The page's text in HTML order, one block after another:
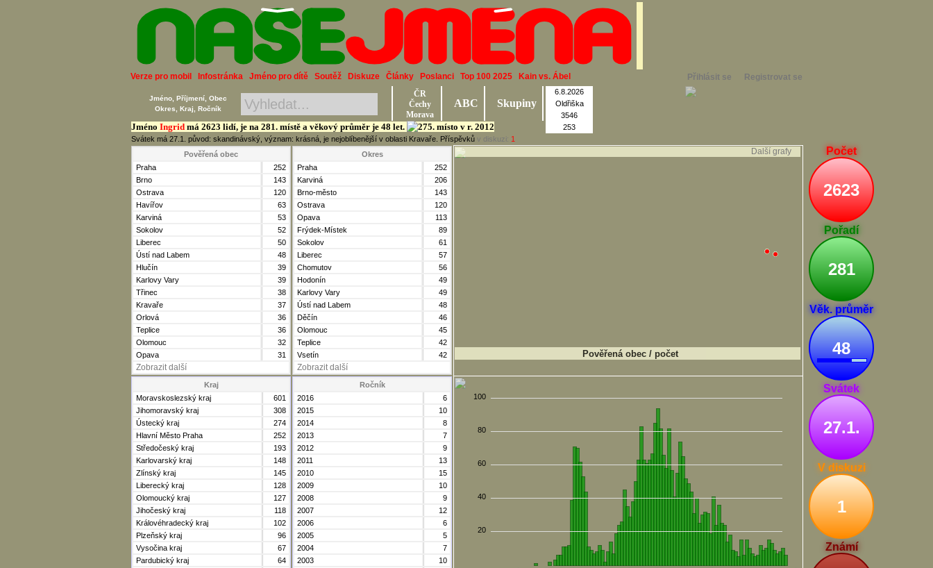
Verze pro mobil Infostránka Jméno pro dítě Soutěž Diskuze Články Poslanci Top 100 2025 Kain vs. Ábel
Další grafy
Přihlásit se Registrovat se
Počet
2623
Pořadí
281
Věk. průměr
48
Svátek
27.1.
V diskuzi
1
Známí
Jméno Ingrid má 2623 lidí, je na 281. místě a věkový průměr je 48 let.
Svátek má 27.1. původ: skandinávský, význam: krásná, je nejoblíbenější v oblasti Kravaře. Příspěvků v diskuzi: 1
Jméno, Příjmení, Obec
Okres, Kraj, Ročník
ČR
Čechy
Morava
ABC Skupiny
6.8.2026
Oldřiška
3546
253
Pověřená obec
Praha
252
Brno
143
Ostrava
120
Havířov
63
Karviná
53
Sokolov
52
Liberec
50
Ústí nad Labem
48
Hlučín
39
Karlovy Vary
39
Třinec
38
Kravaře
37
Orlová
36
Teplice
36
Olomouc
32
Opava
31
Zobrazit další
Okres
Praha
252
Karviná
206
Brno-město
143
Ostrava
120
Opava
113
Frýdek-Místek
89
Sokolov
61
Liberec
57
Chomutov
56
Hodonín
49
Karlovy Vary
49
Ústí nad Labem
48
Děčín
46
Olomouc
45
Teplice
42
Vsetín
42
Zobrazit další
Pověřená obec / počet
Kraj
Moravskoslezský kraj
601
Jihomoravský kraj
308
Ústecký kraj
274
Hlavní Město Praha
252
Středočeský kraj
193
Karlovarský kraj
148
Zlínský kraj
145
Liberecký kraj
128
Olomoucký kraj
127
Jihočeský kraj
118
Královéhradecký kraj
102
Plzeňský kraj
96
Vysočina kraj
67
Pardubický kraj
64
Ročník
2016
6
2015
10
2014
8
2013
7
2012
9
2011
13
2010
15
2009
10
2008
9
2007
12
2006
6
2005
5
2004
7
2003
10
20
40
60
80
100